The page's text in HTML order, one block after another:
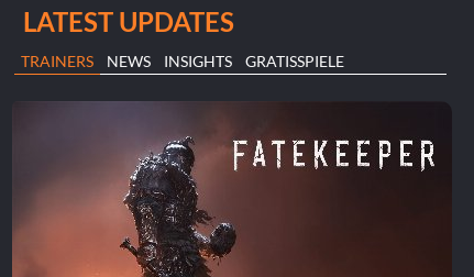
LATEST UPDATES
TRAINERS NEWS INSIGHTS GRATISSPIELE